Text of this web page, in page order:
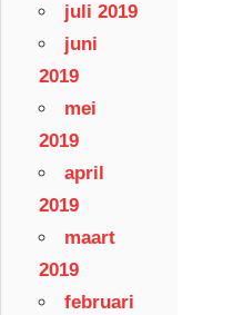
juli 2019
juni
2019
mei
2019
april
2019
maart
2019
februari